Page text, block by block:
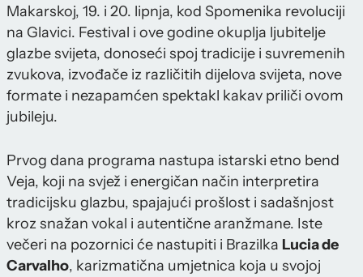
Makarskoj, 19. i 20. lipnja, kod Spomenika revoluciji
na Glavici. Festival i ove godine okuplja ljubitelje
glazbe svijeta, donoseći spoj tradicije i suvremenih
zvukova, izvođače iz različitih dijelova svijeta, nove
formate i nezapamćen spektakl kakav priliči ovom
jubileju.
Prvog dana programa nastupa istarski etno bend
Veja, koji na svjež i energičan način interpretira
tradicijsku glazbu, spajajući prošlost i sadašnjost
kroz snažan vokal i autentične aranžmane. Iste
večeri na pozornici će nastupiti i Brazilka Lucia de
Carvalho, karizmatična umjetnica koja u svojoj